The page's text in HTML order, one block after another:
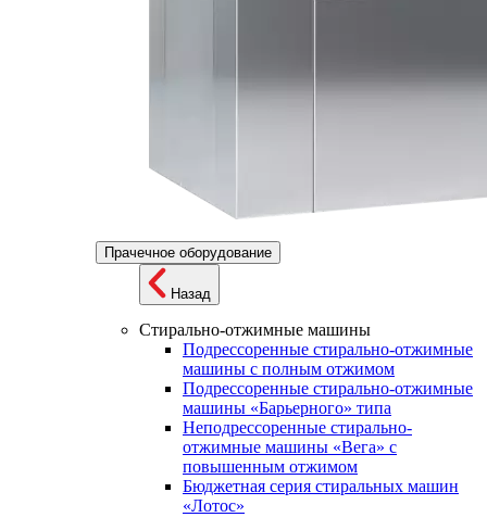
Прачечное оборудование
Назад
Стирально-отжимные машины
Подрессоренные стирально-отжимные
машины с полным отжимом
Подрессоренные стирально-отжимные
машины «Барьерного» типа
Неподрессоренные стирально-
отжимные машины «Вега» с
повышенным отжимом
Бюджетная серия стиральных машин
«Лотос»